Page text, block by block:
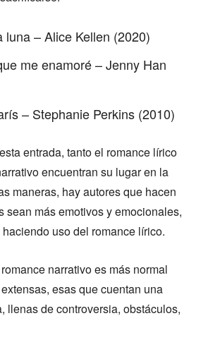
luna – Alice Kellen (2020)
me enamoré – Jenny Han
– Stephanie Perkins (2010)
entrada, tanto el romance lírico
encuentran su lugar en la
maneras, hay autores que hacen
sean más emotivos y emocionales,
uso del romance lírico.
narrativo es más normal
esas que cuentan una
llenas de controversia, obstáculos,